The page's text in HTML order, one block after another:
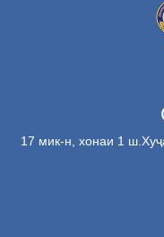
17 мик-н, хонаи 1